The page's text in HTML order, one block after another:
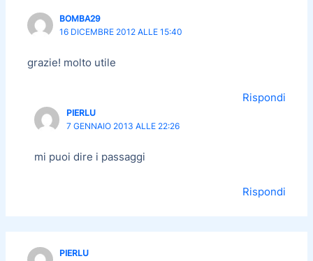
BOMBA29
16 DICEMBRE 2012 ALLE 15:40
grazie! molto utile
Rispondi
PIERLU
7 GENNAIO 2013 ALLE 22:26
mi puoi dire i passaggi
Rispondi
PIERLU